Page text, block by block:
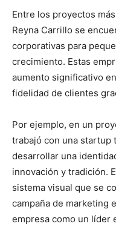
Entre los proyectos
Reyna Carrillo se
corporativas para
crecimiento. Estas
aumento significativo
fidelidad de clientes
Por ejemplo, en un
trabajó con una startup
desarrollar una
innovación y tradición.
sistema visual que se
campaña de marketing
empresa como un líder